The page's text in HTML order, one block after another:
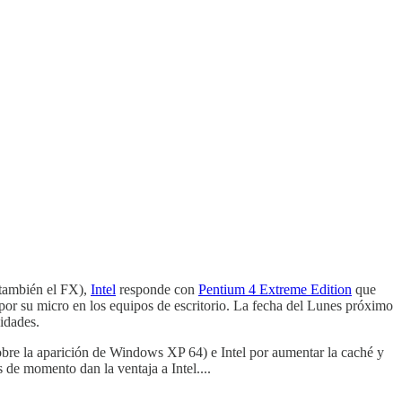
el FX), Intel responde con Pentium 4 Extreme Edition que
su micro en los equipos de escritorio. La fecha del Lunes próximo
la aparición de Windows XP 64) e Intel por aumentar la caché y
momento dan la ventaja a Intel....